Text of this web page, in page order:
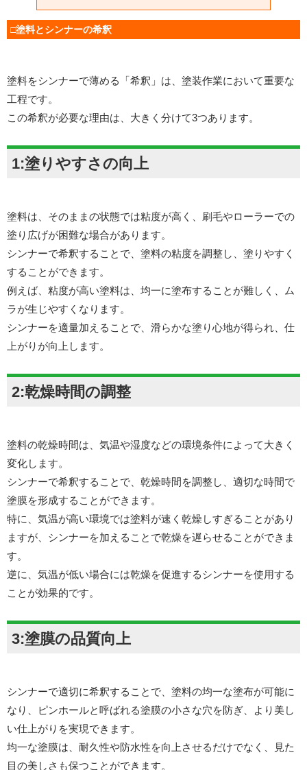
□塗料とシンナーの希釈
塗料をシンナーで薄める「希釈」は、塗装作業において重要な
工程です。
この希釈が必要な理由は、大きく分けて3つあります。
1:塗りやすさの向上
塗料は、そのままの状態では粘度が高く、刷毛やローラーでの
塗り広げが困難な場合があります。
シンナーで希釈することで、塗料の粘度を調整し、塗りやすく
することができます。
例えば、粘度が高い塗料は、均一に塗布することが難しく、ム
ラが生じやすくなります。
シンナーを適量加えることで、滑らかな塗り心地が得られ、仕
上がりが向上します。
2:乾燥時間の調整
塗料の乾燥時間は、気温や湿度などの環境条件によって大きく
変化します。
シンナーで希釈することで、乾燥時間を調整し、適切な時間で
塗膜を形成することができます。
特に、気温が高い環境では塗料が速く乾燥しすぎることがあり
ますが、シンナーを加えることで乾燥を遅らせることができま
す。
逆に、気温が低い場合には乾燥を促進するシンナーを使用する
ことが効果的です。
3:塗膜の品質向上
シンナーで適切に希釈することで、塗料の均一な塗布が可能に
なり、ピンホールと呼ばれる塗膜の小さな穴を防ぎ、より美し
い仕上がりを実現できます。
均一な塗膜は、耐久性や防水性を向上させるだけでなく、見た
目の美しさも保つことができます。